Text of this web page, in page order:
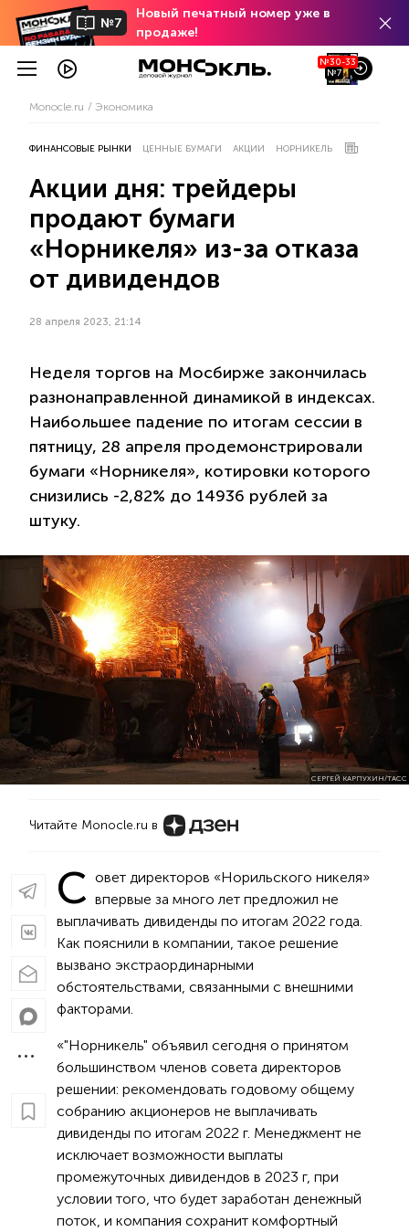
№7
Новый печатный номер уже в
продаже!
№30-33
№7
Monocle.ru Экономика
ФИНАНСОВЫЕ РЫНКИ ЦЕННЫЕ БУМАГИ АКЦИИ НОРНИКЕЛЬ
Акции дня: трейдеры
продают бумаги
«Норникеля» из-за отказа
от дивидендов
28 апреля 2023, 21:14
Неделя торгов на Мосбирже закончилась
разнонаправленной динамикой в индексах.
Наибольшее падение по итогам сессии в
пятницу, 28 апреля продемонстрировали
бумаги «Норникеля», котировки которого
снизились -2,82% до 14936 рублей за
штуку.
СЕРГЕЙ КАРПУХИН/ТАСС
Читайте Monocle.ru в
С овет директоров «Норильского никеля»
впервые за много лет предложил не
выплачивать дивиденды по итогам 2022 года.
Как пояснили в компании, такое решение
вызвано экстраординарными
обстоятельствами, связанными с внешними
факторами.
«"Норникель" объявил сегодня о принятом
большинством членов совета директоров
решении: рекомендовать годовому общему
собранию акционеров не выплачивать
дивиденды по итогам 2022 г. Менеджмент не
исключает возможности выплаты
промежуточных дивидендов в 2023 г, при
условии того, что будет заработан денежный
поток, и компания сохранит комфортный